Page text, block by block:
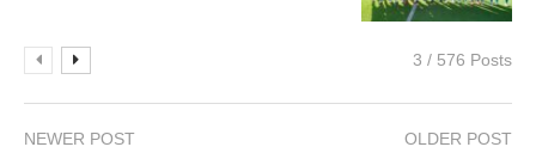
3 / 576 Posts
NEWER POST OLDER POST